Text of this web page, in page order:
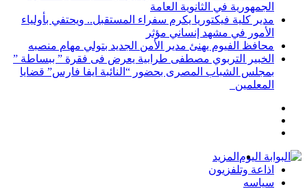
الجمهورية في الثانوية العامة
مدير كلية فيكتوريا يكرم سفراء المستقبل.. ويحتفي بأولياء
الأمور في مشهد إنساني مؤثر
محافظ الفيوم يهنئ مدير الأمن الجديد بتولي مهام منصبه
الخبير التربوي مصطفى طرابية يعرض فى فقرة ” ببساطة ”
بمجلس الشباب المصرى بحضور “النائبة ايفا فارس” قضايا
المعلمين
المزيد
اذاعة وتلفزيون
سياسه